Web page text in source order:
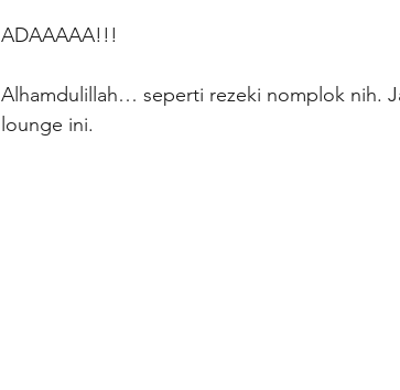
ADAAAAA!!!
Alhamdulillah… seperti rezeki nomplok nih.
lounge ini.